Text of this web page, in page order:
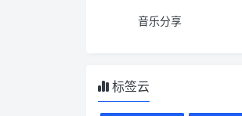
音乐分享
标签云